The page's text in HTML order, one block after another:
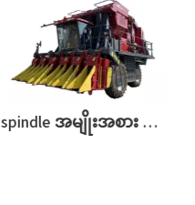
spindle အမျိုးအစား ဝါဂွမ်းရိတ်သိမ်းစက်